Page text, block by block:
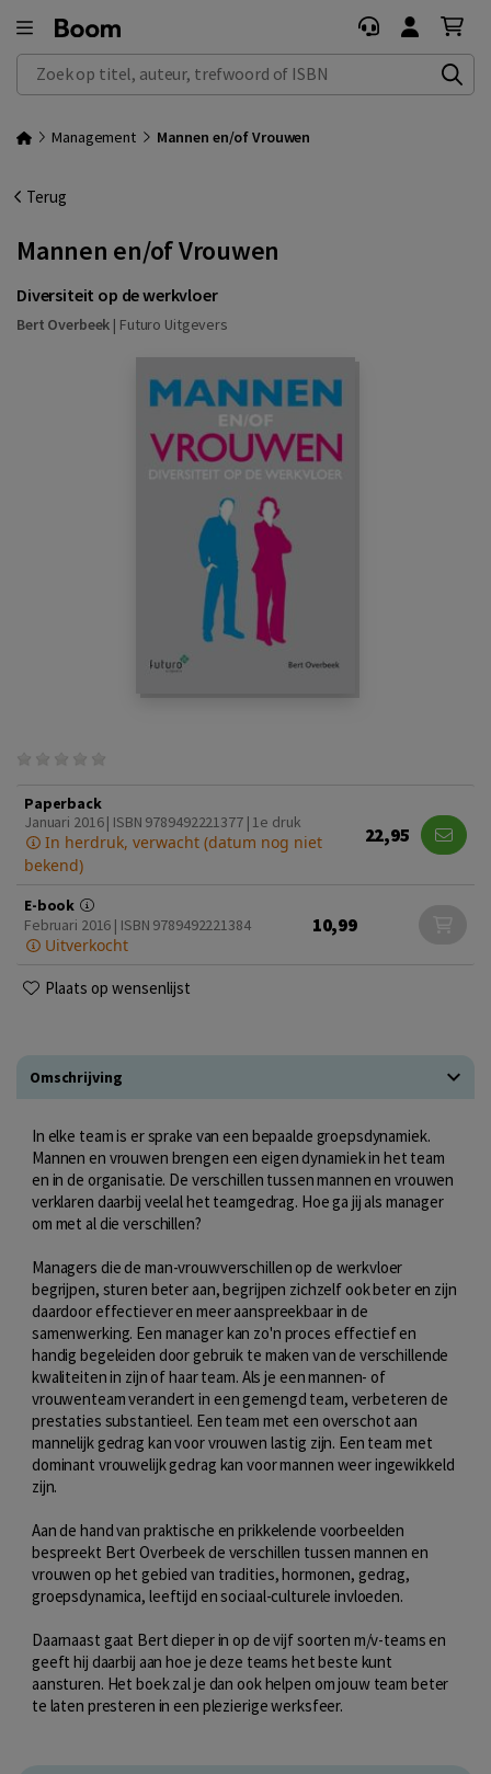
Zoek op titel, auteur, trefwoord of ISBN
Management Mannen en/of Vrouwen
Terug
Mannen en/of Vrouwen
Diversiteit op de werkvloer
Bert Overbeek | Futuro Uitgevers
Paperback
Januari 2016 | ISBN 9789492221377 | 1e druk
In herdruk, verwacht (datum nog niet
bekend)
22,95
E-book
Februari 2016 | ISBN 9789492221384
Uitverkocht
10,99
Plaats op wensenlijst
Omschrijving
In elke team is er sprake van een bepaalde groepsdynamiek.
Mannen en vrouwen brengen een eigen dynamiek in het team
en in de organisatie. De verschillen tussen mannen en vrouwen
verklaren daarbij veelal het teamgedrag. Hoe ga jij als manager
om met al die verschillen?
Managers die de man-vrouwverschillen op de werkvloer
begrijpen, sturen beter aan, begrijpen zichzelf ook beter en zijn
daardoor effectiever en meer aanspreekbaar in de
samenwerking. Een manager kan zo'n proces effectief en
handig begeleiden door gebruik te maken van de verschillende
kwaliteiten in zijn of haar team. Als je een mannen- of
vrouwenteam verandert in een gemengd team, verbeteren de
prestaties substantieel. Een team met een overschot aan
mannelijk gedrag kan voor vrouwen lastig zijn. Een team met
dominant vrouwelijk gedrag kan voor mannen weer ingewikkeld
zijn.
Aan de hand van praktische en prikkelende voorbeelden
bespreekt Bert Overbeek de verschillen tussen mannen en
vrouwen op het gebied van tradities, hormonen, gedrag,
groepsdynamica, leeftijd en sociaal-culturele invloeden.
Daarnaast gaat Bert dieper in op de vijf soorten m/v-teams en
geeft hij daarbij aan hoe je deze teams het beste kunt
aansturen. Het boek zal je dan ook helpen om jouw team beter
te laten presteren in een plezierige werksfeer.